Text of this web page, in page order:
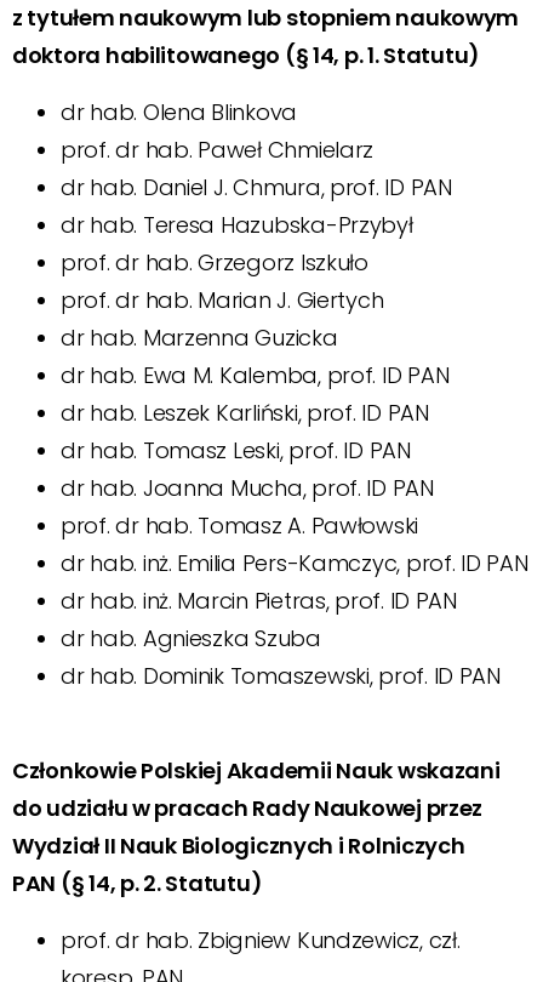
z tytułem naukowym lub stopniem naukowym
doktora habilitowanego (§ 14, p. 1. Statutu)
dr hab. Olena Blinkova
prof. dr hab. Paweł Chmielarz
dr hab. Daniel J. Chmura, prof. ID PAN
dr hab. Teresa Hazubska-Przybył
prof. dr hab. Grzegorz Iszkuło
prof. dr hab. Marian J. Giertych
dr hab. Marzenna Guzicka
dr hab. Ewa M. Kalemba, prof. ID PAN
dr hab. Leszek Karliński, prof. ID PAN
dr hab. Tomasz Leski, prof. ID PAN
dr hab. Joanna Mucha, prof. ID PAN
prof. dr hab. Tomasz A. Pawłowski
dr hab. inż. Emilia Pers-Kamczyc, prof. ID PAN
dr hab. inż. Marcin Pietras, prof. ID PAN
dr hab. Agnieszka Szuba
dr hab. Dominik Tomaszewski, prof. ID PAN
Członkowie Polskiej Akademii Nauk wskazani
do udziału w pracach Rady Naukowej przez
Wydział II Nauk Biologicznych i Rolniczych
PAN (§ 14, p. 2. Statutu)
prof. dr hab. Zbigniew Kundzewicz, czł.